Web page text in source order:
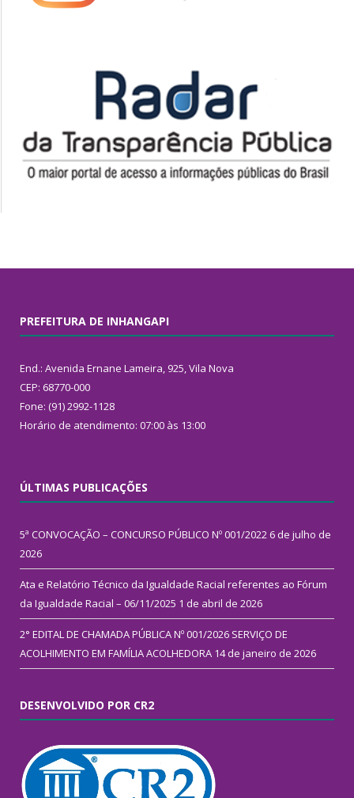
PREFEITURA DE INHANGAPI
End.: Avenida Ernane Lameira, 925, Vila Nova
CEP: 68770-000
Fone: (91) 2992-1128
Horário de atendimento: 07:00 às 13:00
ÚLTIMAS PUBLICAÇÕES
5ª CONVOCAÇÃO – CONCURSO PÚBLICO Nº 001/2022 6 de julho de
2026
Ata e Relatório Técnico da Igualdade Racial referentes ao Fórum
da Igualdade Racial – 06/11/2025 1 de abril de 2026
2° EDITAL DE CHAMADA PÚBLICA Nº 001/2026 SERVIÇO DE
ACOLHIMENTO EM FAMÍLIA ACOLHEDORA 14 de janeiro de 2026
DESENVOLVIDO POR CR2